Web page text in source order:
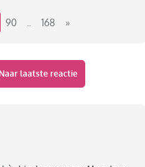
daar over in te lichten.
hebben maar wel
hoe lang iemand pauze
ect.
90 168 »
Naar laatste reactie